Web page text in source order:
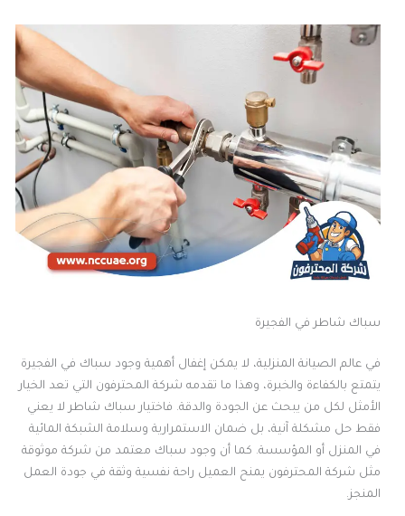
سباك شاطر في الفجيرة
في عالم الصيانة المنزلية، لا يمكن إغفال أهمية وجود سباك في الفجيرة
يتمتع بالكفاءة والخبرة، وهذا ما تقدمه شركة المحترفون التي تعد الخيار
الأمثل لكل من يبحث عن الجودة والدقة. فاختيار سباك شاطر لا يعني
فقط حل مشكلة آنية، بل ضمان الاستمرارية وسلامة الشبكة المائية
في المنزل أو المؤسسة. كما أن وجود سباك معتمد من شركة موثوقة
مثل شركة المحترفون يمنح العميل راحة نفسية وثقة في جودة العمل
المنجز.